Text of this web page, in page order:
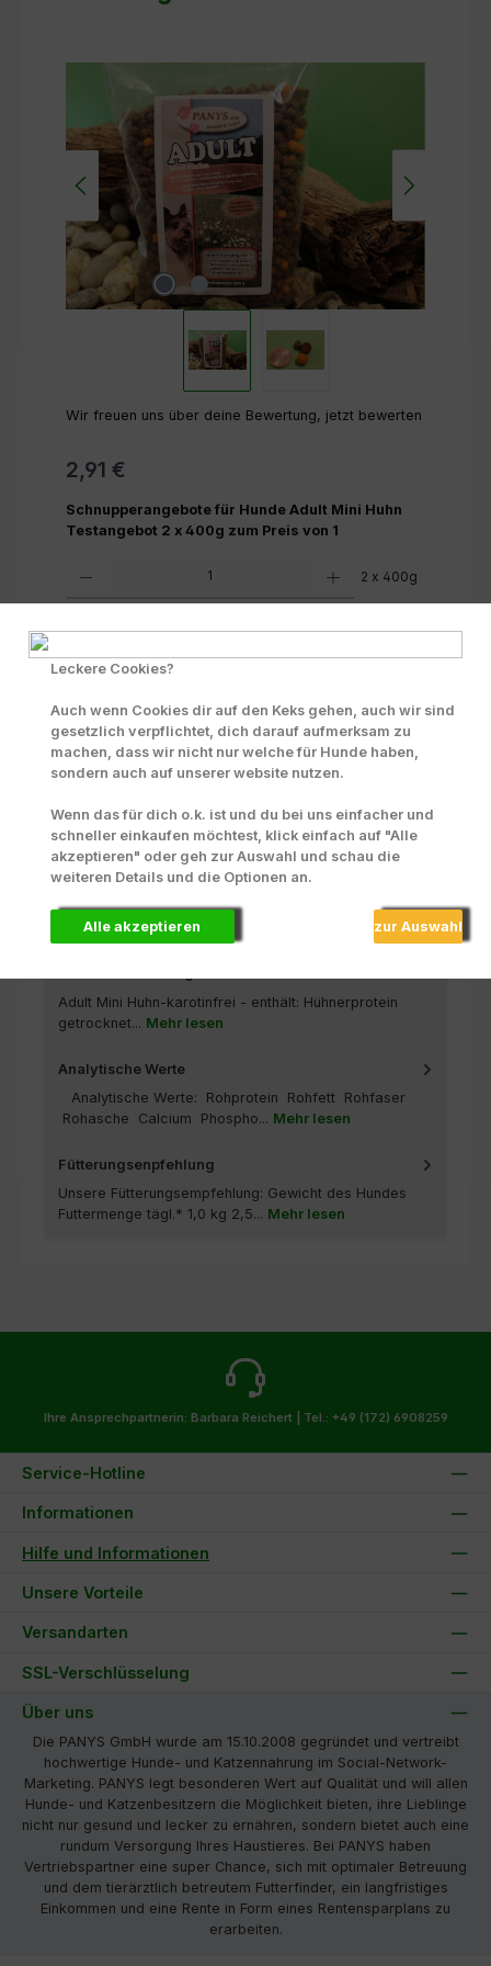
Wir freuen uns über deine Bewertung, jetzt bewerten
2,91 €
Schnupperangebote für Hunde Adult Mini Huhn
Testangebot 2 x 400g zum Preis von 1
2 x 400g
In den Warenkorb
Zum Merkzettel hinzufügen
INFO zu Liefer- und Versandkosten
Produktnummer:
Beschreibung
Fleischanteil: nur Huhn! Komplettfutter für
ausgewachsene Hunde kleiner Rassen bis 15 kg
Endgewicht. Besonders f…
Adult Mini Huhn-karotinfrei - enthält: Hühnerprotein
getrocknet... Mehr lesen
Analytische Werte
Analytische Werte: Rohprotein Rohfett Rohfaser
Rohasche Calcium Phospho... Mehr lesen
Fütterungsenpfehlung
Unsere Fütterungsempfehlung: Gewicht des Hundes
Futtermenge tägl.* 1,0 kg 2,5... Mehr lesen
Ihre Ansprechpartnerin: Barbara Reichert | Tel.: +49 (172) 6908259
Service-Hotline
Informationen
Hilfe und Informationen
Unsere Vorteile
Versandarten
SSL-Verschlüsselung
Über uns
Die PANYS GmbH wurde am 15.10.2008 gegründet und vertreibt
hochwertige Hunde- und Katzennahrung im Social-Network-
Marketing. PANYS legt besonderen Wert auf Qualität und will allen
Hunde- und Katzenbesitzern die Möglichkeit bieten, ihre Lieblinge
nicht nur gesund und lecker zu ernähren, sondern bietet auch eine
rundum Versorgung Ihres Haustieres. Bei PANYS haben
Vertriebspartner eine super Chance, sich mit optimaler Betreuung
und dem tierärztlich betreutem Futterfinder, ein langfristiges
Einkommen und eine Rente in Form eines Rentensparplans zu
erarbeiten.
Leckere Cookies?
Auch wenn Cookies dir auf den Keks gehen, auch wir sind
gesetzlich verpflichtet, dich darauf aufmerksam zu
machen, dass wir nicht nur welche für Hunde haben,
sondern auch auf unserer website nutzen.
Wenn das für dich o.k. ist und du bei uns einfacher und
schneller einkaufen möchtest, klick einfach auf "Alle
akzeptieren" oder geh zur Auswahl und schau die
weiteren Details und die Optionen an.
Alle akzeptieren zur Auswahl